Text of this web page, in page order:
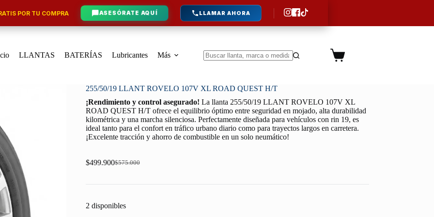
POR TU COMPRA ASESÓRATE AQUÍ LLAMAR AHORA
LLANTAS BATERÍAS Lubricantes
Más
Carro
255/50/19 LLANT ROVELO 107V XL ROAD QUEST H/T
¡Rendimiento y control asegurado! La llanta 255/50/19 LLANT ROVELO 107V XL
ROAD QUEST H/T ofrece el equilibrio óptimo entre seguridad en mojado, alta durabilidad
kilométrica y una marcha silenciosa. Perfectamente diseñada para vehículos con rin 19, es
ideal tanto para el confort en tráfico urbano diario como para trayectos largos en carretera.
¡Excelente tracción y ahorro de combustible en un solo neumático!
$575.000
Original
was:
$499.900Current
is:
2 disponibles